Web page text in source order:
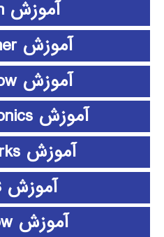
آموزش python
آموزش rapidminer
آموزش ShowFlow
آموزش SimElectronics
آموزش SolidWorks
آموزش SPSS
آموزش stateflow